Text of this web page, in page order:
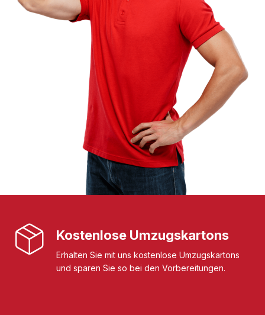
Kostenlose Umzugskartons
Erhalten Sie mit uns kostenlose Umzugskartons
und sparen Sie so bei den Vorbereitungen.